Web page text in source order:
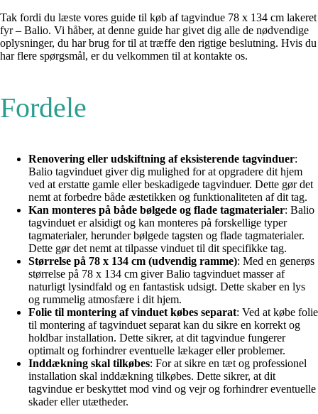
Tak fordi du læste vores guide til køb af tagvindue 78 x 134 cm lakeret
fyr – Balio. Vi håber, at denne guide har givet dig alle de nødvendige
oplysninger, du har brug for til at træffe den rigtige beslutning. Hvis du
har flere spørgsmål, er du velkommen til at kontakte os.
Fordele
Renovering eller udskiftning af eksisterende tagvinduer:
Balio tagvinduet giver dig mulighed for at opgradere dit hjem
ved at erstatte gamle eller beskadigede tagvinduer. Dette gør det
nemt at forbedre både æstetikken og funktionaliteten af dit tag.
Kan monteres på både bølgede og flade tagmaterialer: Balio
tagvinduet er alsidigt og kan monteres på forskellige typer
tagmaterialer, herunder bølgede tagsten og flade tagmaterialer.
Dette gør det nemt at tilpasse vinduet til dit specifikke tag.
Størrelse på 78 x 134 cm (udvendig ramme): Med en generøs
størrelse på 78 x 134 cm giver Balio tagvinduet masser af
naturligt lysindfald og en fantastisk udsigt. Dette skaber en lys
og rummelig atmosfære i dit hjem.
Folie til montering af vinduet købes separat: Ved at købe folie
til montering af tagvinduet separat kan du sikre en korrekt og
holdbar installation. Dette sikrer, at dit tagvindue fungerer
optimalt og forhindrer eventuelle lækager eller problemer.
Inddækning skal tilkøbes: For at sikre en tæt og professionel
installation skal inddækning tilkøbes. Dette sikrer, at dit
tagvindue er beskyttet mod vind og vejr og forhindrer eventuelle
skader eller utætheder.